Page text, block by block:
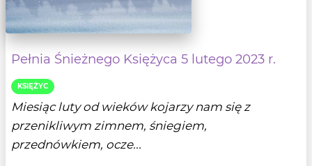
Pełnia Śnieżnego Księżyca 5 lutego 2023 r.
KSIĘŻYC
Miesiąc luty od wieków kojarzy nam się z
przenikliwym zimnem, śniegiem,
przednówkiem, ocze...